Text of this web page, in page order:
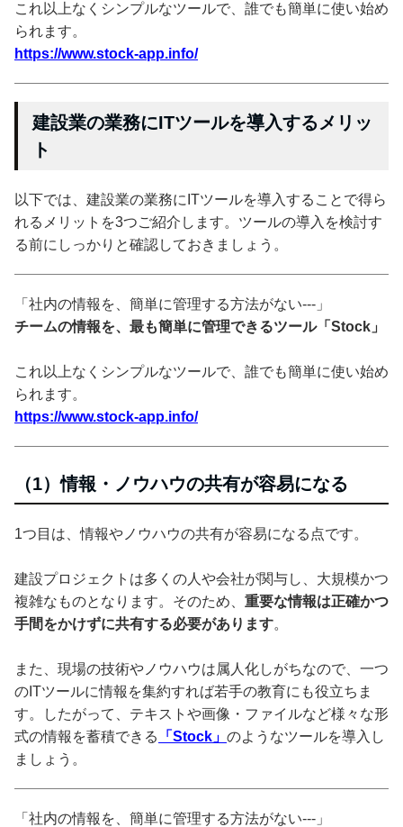
これ以上なくシンプルなツールで、誰でも簡単に使い始め
られます。
https://www.stock-app.info/
建設業の業務にITツールを導入するメリッ
ト
以下では、建設業の業務にITツールを導入することで得ら
れるメリットを3つご紹介します。ツールの導入を検討す
る前にしっかりと確認しておきましょう。
「社内の情報を、簡単に管理する方法がない---」
チームの情報を、最も簡単に管理できるツール「Stock」
これ以上なくシンプルなツールで、誰でも簡単に使い始め
られます。
https://www.stock-app.info/
（1）情報・ノウハウの共有が容易になる
1つ目は、情報やノウハウの共有が容易になる点です。
建設プロジェクトは多くの人や会社が関与し、大規模かつ
複雑なものとなります。そのため、 重要な情報は正確かつ
手間をかけずに共有する必要があります。
また、現場の技術やノウハウは属人化しがちなので、一つ
のITツールに情報を集約すれば若手の教育にも役立ちま
す。したがって、テキストや画像・ファイルなど様々な形
式の情報を蓄積できる
「Stock」 のようなツールを導入し
ましょう。
「社内の情報を、簡単に管理する方法がない---」